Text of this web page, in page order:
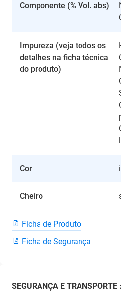
Componente (% Vol. abs)
Impureza (veja todos os
detalhes na ficha técnica
do produto)
Cor
Cheiro
Ficha de Produto
Ficha de Segurança
SEGURANÇA E TRANSPORTE :